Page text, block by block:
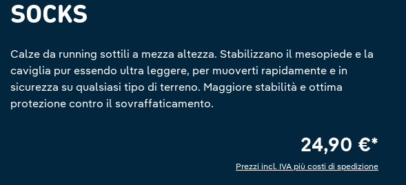
SOCKS
Calze da running sottili a mezza altezza. Stabilizzano il mesopiede e la
caviglia pur essendo ultra leggere, per muoverti rapidamente e in
sicurezza su qualsiasi tipo di terreno. Maggiore stabilità e ottima
protezione contro il sovraffaticamento.
24,90 €*
Prezzi incl. IVA più costi di spedizione